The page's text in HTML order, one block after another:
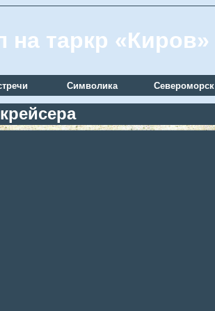
на таркр «Киров»
Символика Североморск